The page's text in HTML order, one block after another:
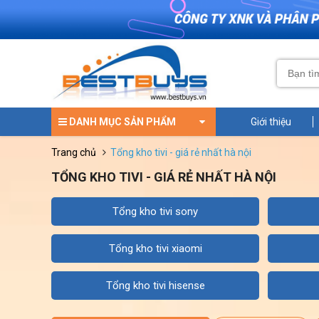
DANH MỤC SẢN PHẨM Giới thiệu
trang chủ tổng kho tivi - giá rẻ nhất hà nội
TỔNG KHO TIVI - GIÁ RẺ NHẤT HÀ NỘI
tổng kho tivi sony
tổng kho tivi xiaomi
tổng kho tivi hisense